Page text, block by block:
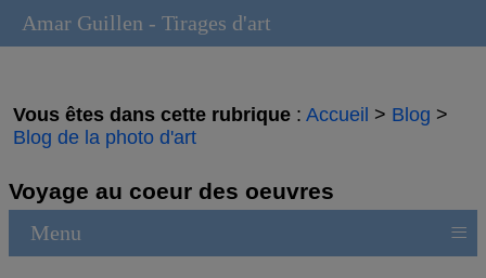
Vous êtes dans cette rubrique :Accueil > Blog >
Blog de la photo d'art
Voyage au coeur des oeuvres
Menu ≡
Amar Guillen - Tirages d'art